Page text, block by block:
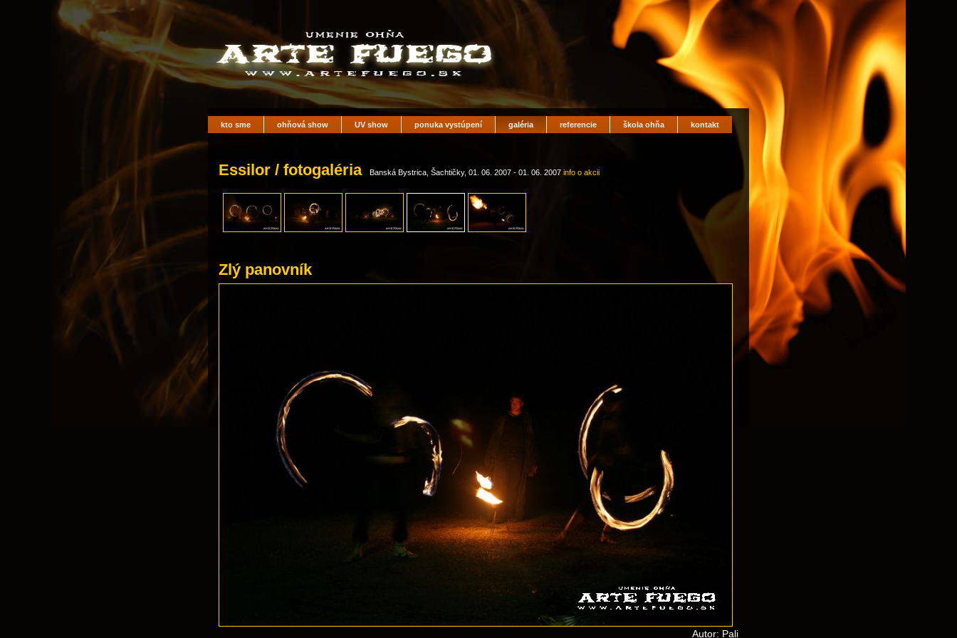
kto sme ohňová show UV show ponuka vystúpení galéria referencie škola ohňa kontakt
Essilor / fotogaléria Banská Bystrica, Šachtičky, 01. 06. 2007 - 01. 06. 2007 info o akcii
Zlý panovník
Autor: Pali